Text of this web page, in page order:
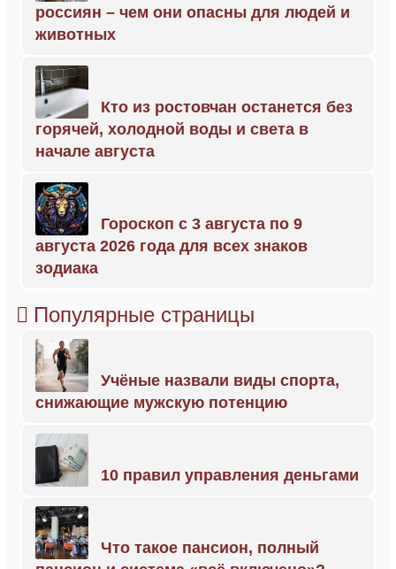
россиян – чем они опасны для людей и
животных
Кто из ростовчан останется без
горячей, холодной воды и света в
начале августа
Гороскоп с 3 августа по 9
августа 2026 года для всех знаков
зодиака
Популярные страницы
Учёные назвали виды спорта,
снижающие мужскую потенцию
10 правил управления деньгами
Что такое пансион, полный